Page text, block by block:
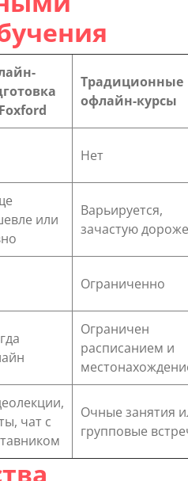
Традиционные
офлайн-курсы
Нет
или
Варьируется,
зачастую дороже
Ограниченно
Ограничен
расписанием и
чат с
Очные занятия
групповые